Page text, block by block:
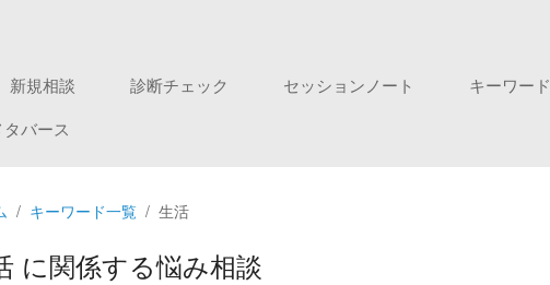
新規相談 診断チェック セッションノート キーワード
バース
キーワード一覧 生活
に関係する悩み相談